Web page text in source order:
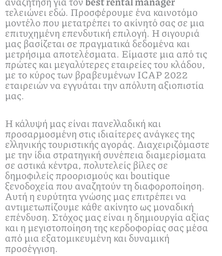
τελειώνει εδώ. Προσφέρουμε ένα καινοτόμο
μοντέλο που μετατρέπει το ακίνητό σας σε μια
επιτυχημένη επενδυτική επιλογή. Η σιγουριά
μας βασίζεται σε πραγματικά δεδομένα και
μετρήσιμα αποτελέσματα. Είμαστε μια από τις
πρώτες και μεγαλύτερες εταιρείες του κλάδου,
με το κύρος των βραβευμένων ICAP 2022
εταιρειών να εγγυάται την απόλυτη αξιοπιστία
μας.
Η κάλυψή μας είναι πανελλαδική και
προσαρμοσμένη στις ιδιαίτερες ανάγκες της
ελληνικής τουριστικής αγοράς. Διαχειριζόμαστε
με την ίδια στρατηγική συνέπεια διαμερίσματα
σε αστικά κέντρα, πολυτελείς βίλες σε
δημοφιλείς προορισμούς και boutique
ξενοδοχεία που αναζητούν τη διαφοροποίηση.
Αυτή η ευρύτητα γνώσης μας επιτρέπει να
αντιμετωπίζουμε κάθε ακίνητο ως μοναδική
επένδυση. Στόχος μας είναι η δημιουργία αξίας
και η μεγιστοποίηση της κερδοφορίας σας μέσα
από μια εξατομικευμένη και δυναμική
προσέγγιση.